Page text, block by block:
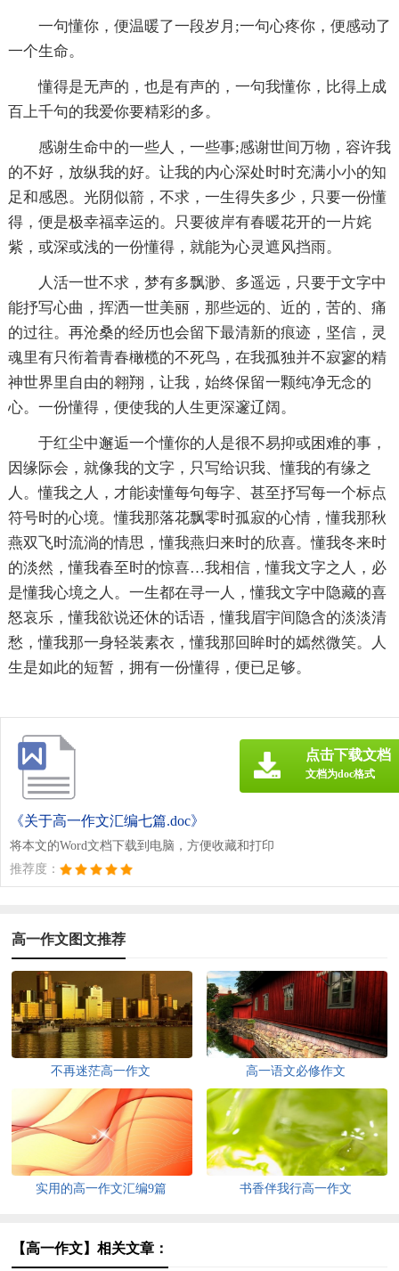
一句懂你，便温暖了一段岁月;一句心疼你，便感动了
一个生命。
懂得是无声的，也是有声的，一句我懂你，比得上成
百上千句的我爱你要精彩的多。
感谢生命中的一些人，一些事;感谢世间万物，容许我
的不好，放纵我的好。让我的内心深处时时充满小小的知
足和感恩。光阴似箭，不求，一生得失多少，只要一份懂
得，便是极幸福幸运的。只要彼岸有春暖花开的一片姹
紫，或深或浅的一份懂得，就能为心灵遮风挡雨。
人活一世不求，梦有多飘渺、多遥远，只要于文字中
能抒写心曲，挥洒一世美丽，那些远的、近的，苦的、痛
的过往。再沧桑的经历也会留下最清新的痕迹，坚信，灵
魂里有只衔着青春橄榄的不死鸟，在我孤独并不寂寥的精
神世界里自由的翱翔，让我，始终保留一颗纯净无念的
心。一份懂得，便使我的人生更深邃辽阔。
于红尘中邂逅一个懂你的人是很不易抑或困难的事，
因缘际会，就像我的文字，只写给识我、懂我的有缘之
人。懂我之人，才能读懂每句每字、甚至抒写每一个标点
符号时的心境。懂我那落花飘零时孤寂的心情，懂我那秋
燕双飞时流淌的情思，懂我燕归来时的欣喜。懂我冬来时
的淡然，懂我春至时的惊喜…我相信，懂我文字之人，必
是懂我心境之人。一生都在寻一人，懂我文字中隐藏的喜
怒哀乐，懂我欲说还休的话语，懂我眉宇间隐含的淡淡清
愁，懂我那一身轻装素衣，懂我那回眸时的嫣然微笑。人
生是如此的短暂，拥有一份懂得，便已足够。
《关于高一作文汇编七篇.doc》
将本文的Word文档下载到电脑，方便收藏和打印
推荐度：
点击下载文档
文档为doc格式
高一作文图文推荐
不再迷茫高一作文 高一语文必修作文
实用的高一作文汇编9篇 书香伴我行高一作文
【高一作文】相关文章：